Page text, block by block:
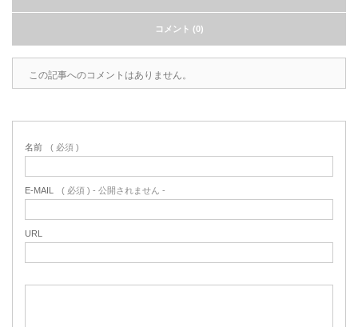
コメント (0)
この記事へのコメントはありません。
名前 ( 必須 )
E-MAIL ( 必須 ) - 公開されません -
URL